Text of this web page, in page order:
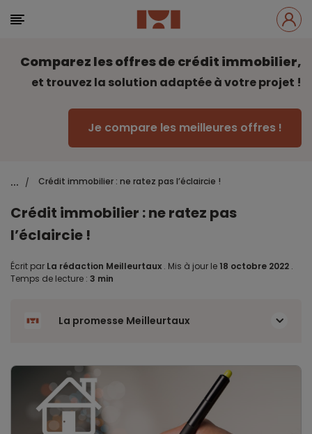
Comparez les offres de crédit immobilier,
et trouvez la solution adaptée à votre projet !
Je compare les meilleures offres !
... / Crédit immobilier : ne ratez pas l’éclaircie !
Crédit immobilier : ne ratez pas
l’éclaircie !
Écrit par La rédaction Meilleurtaux . Mis à jour le 18 octobre 2022 .
Temps de lecture : 3 min
La promesse Meilleurtaux